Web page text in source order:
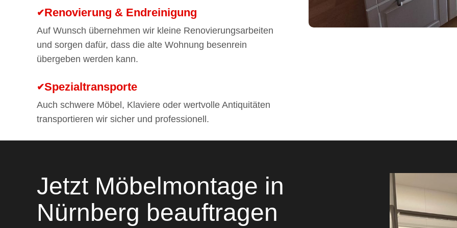
Renovierung & Endreinigung
Auf Wunsch übernehmen wir kleine Renovierungsarbeiten
und sorgen dafür, dass die alte Wohnung besenrein
übergeben werden kann.
Spezialtransporte
Auch schwere Möbel, Klaviere oder wertvolle Antiquitäten
transportieren wir sicher und professionell.
Jetzt Möbelmontage in
Nürnberg beauftragen